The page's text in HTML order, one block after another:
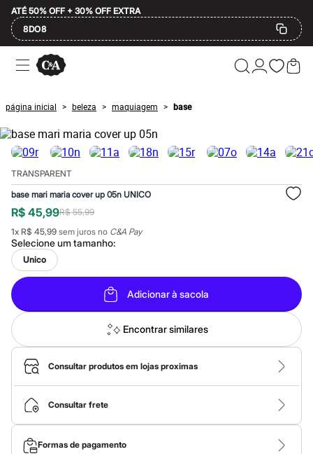
ATÉ 50% OFF + 30% OFF EXTRA
8DO8
Ofertas
Compre por Departamento
Masculino
Infantil
Calçados
Plus Size
2 calçados por R$189
3 lingeries por R$99
3 itens de beleza por R$129
Até 20% off
Até 40% off
Até 60% off
A partir de 60% off
Feminino
Em alta
Inverno
Alfaiataria
Novidades
Roupas
Blusas e Camisetas
Básicos
Calças
Casacos e Jaquetas
Jeans
Saias
Shorts e Bermudas
Vestidos
Acessórios
página inicial > beleza > maquiagem > base
TRANSPARENT
base mari maria cover up 05n UNICO
R$ 45,99R$ 55,99
1x R$ 45,99 sem juros no C&A Pay
Selecione umtamanho:
Unico
Adicionar à sacola
Encontrar similares
Consultar produtos em lojas proximas
Consultar frete
Formas de pagamento